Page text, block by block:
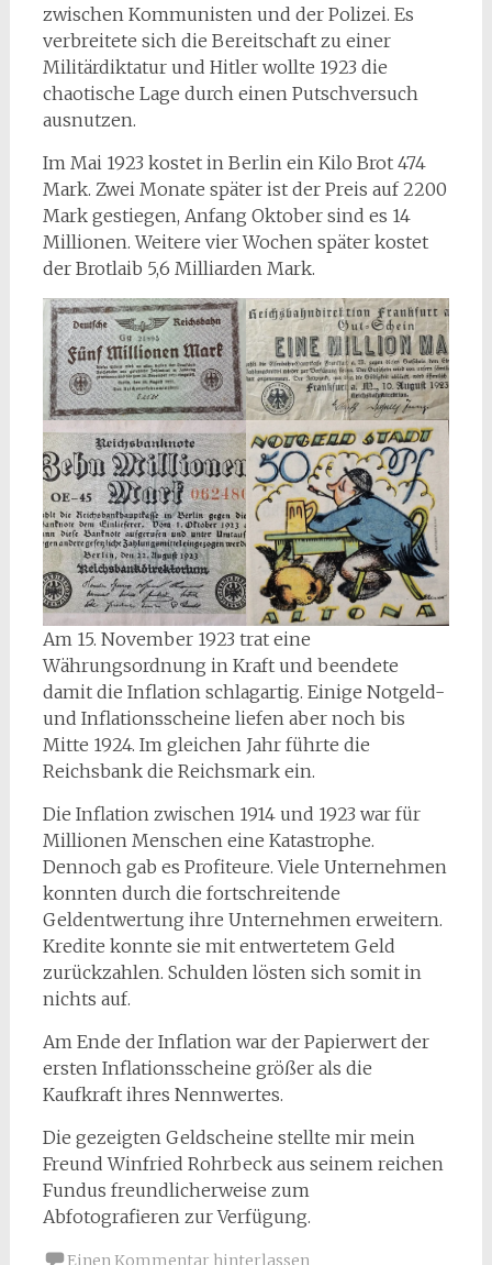
zwischen Kommunisten und der Polizei. Es
verbreitete sich die Bereitschaft zu einer
Militärdiktatur und Hitler wollte 1923 die
chaotische Lage durch einen Putschversuch
ausnutzen.
Im Mai 1923 kostet in Berlin ein Kilo Brot 474
Mark. Zwei Monate später ist der Preis auf 2200
Mark gestiegen, Anfang Oktober sind es 14
Millionen. Weitere vier Wochen später kostet
der Brotlaib 5,6 Milliarden Mark.
Am 15. November 1923 trat eine
Währungsordnung in Kraft und beendete
damit die Inflation schlagartig. Einige Notgeld-
und Inflationsscheine liefen aber noch bis
Mitte 1924. Im gleichen Jahr führte die
Reichsbank die Reichsmark ein.
Die Inflation zwischen 1914 und 1923 war für
Millionen Menschen eine Katastrophe.
Dennoch gab es Profiteure. Viele Unternehmen
konnten durch die fortschreitende
Geldentwertung ihre Unternehmen erweitern.
Kredite konnte sie mit entwertetem Geld
zurückzahlen. Schulden lösten sich somit in
nichts auf.
Am Ende der Inflation war der Papierwert der
ersten Inflationsscheine größer als die
Kaufkraft ihres Nennwertes.
Die gezeigten Geldscheine stellte mir mein
Freund Winfried Rohrbeck aus seinem reichen
Fundus freundlicherweise zum
Abfotografieren zur Verfügung.
Einen Kommentar hinterlassen